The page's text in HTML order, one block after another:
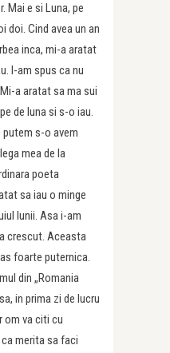
Mai e si Luna, pe
doi. Cind avea un an
inca, mi-a aratat
I-am spus ca nu
a aratat sa ma sui
de luna si s-o iau.
putem s-o avem
mea de la
poeta
sa iau o minge
lunii. Asa i-am
crescut. Aceasta
foarte puternica.
din „Romania
in prima zi de lucru
om va citi cu
merita sa faci